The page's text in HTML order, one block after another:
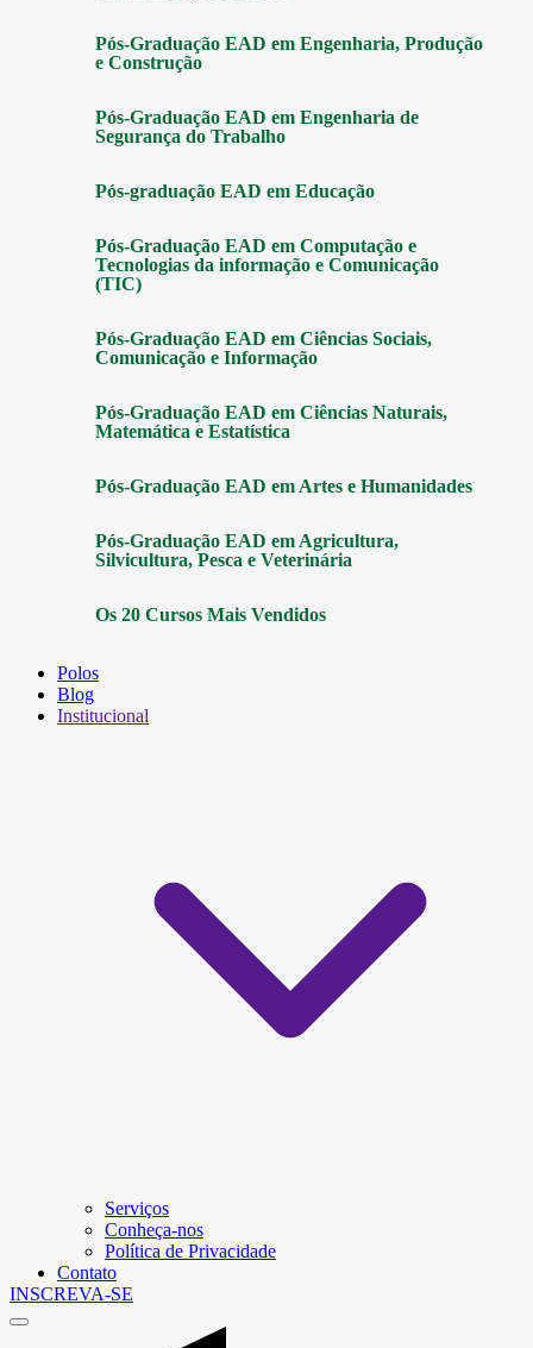
Pós-Graduação EAD em Engenharia, Produção
e Construção
Pós-Graduação EAD em Engenharia de
Segurança do Trabalho
Pós-graduação EAD em Educação
Pós-Graduação EAD em Computação e
Tecnologias da informação e Comunicação
(TIC)
Pós-Graduação EAD em Ciências Sociais,
Comunicação e Informação
Pós-Graduação EAD em Ciências Naturais,
Matemática e Estatística
Pós-Graduação EAD em Artes e Humanidades
Pós-Graduação EAD em Agricultura,
Silvicultura, Pesca e Veterinária
Os 20 Cursos Mais Vendidos
Polos
Blog
Institucional
Serviços
Conheça-nos
Política de Privacidade
Contato
INSCREVA-SE